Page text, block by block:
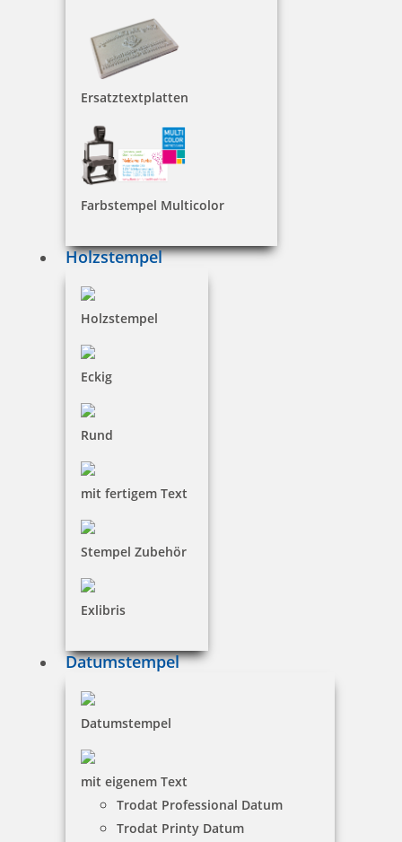
Ersatztextplatten
Farbstempel Multicolor
Holzstempel
Holzstempel
Eckig
Rund
mit fertigem Text
Stempel Zubehör
Exlibris
Datumstempel
Datumstempel
mit eigenem Text
Trodat Professional Datum
Trodat Printy Datum
Holz Motivstempel Motiv Q1 Leseratte
12,20 €
Jetzt gestalten
Holz Motivstempel Motiv Q2 Rechenkönig
12,20 €